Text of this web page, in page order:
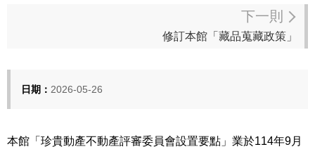
下一則
修訂本館「藏品蒐藏政策」
日期： 2026-05-26
本館「珍貴動產不動產評審委員會設置要點」業於114年9月